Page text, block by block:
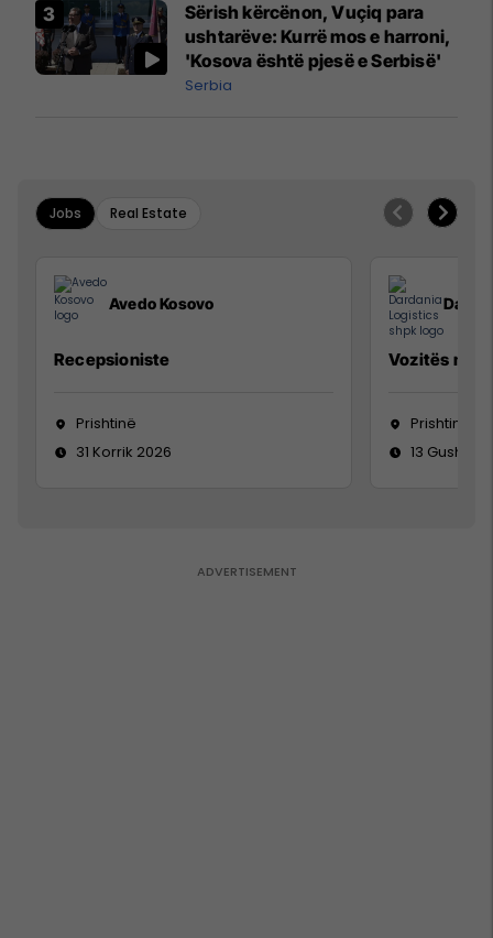
Sërish kërcënon, Vuçiq para
ushtarëve: Kurrë mos e harroni,
'Kosova është pjesë e Serbisë'
Serbia
Jobs Real Estate
Avedo Kosovo
Recepsioniste
Prishtinë
31 Korrik 2026
Vozitës me
Prishtinë
13 Gusht